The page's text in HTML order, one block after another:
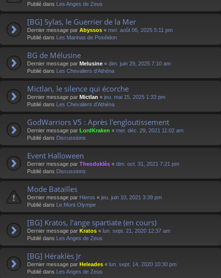
Publié dans Les Anges de Zeus
[BG] Sylas, le Guerrier de la Mer
Dernier message par Abyssos « mer. août 06, 2025 5:11 pm
Publié dans Les Marinas de Poséidon
BG de Mélusine
Dernier message par Melusine « dim. juin 29, 2025 7:10 am
Publié dans Les Chevaliers d'Athéna
Mictlan, le silence qui écorche
Dernier message par Mictlan « jeu. mai 15, 2025 1:33 pm
Publié dans Les Chevaliers d'Athéna
GodWarriors V5 : Après l'engloutissement
Dernier message par LordKraken « mer. déc. 29, 2021 11:02 am
Publié dans Discussions
Event Halloween
Dernier message par Theodoklès « dim. oct. 31, 2021 7:21 pm
Publié dans Discussions
Mode Batailles
Dernier message par Hieros « jeu. juin 10, 2021 3:39 pm
Publié dans Le Mont Olympe
[BG] Kratos, l'ange spartiate (en cours)
Dernier message par Kratos « lun. sept. 21, 2020 12:37 am
Publié dans Les Anges de Zeus
[BG] Héraklès Jr
Dernier message par Heleades « lun. sept. 14, 2020 10:30 pm
Publié dans Les Anges de Zeus